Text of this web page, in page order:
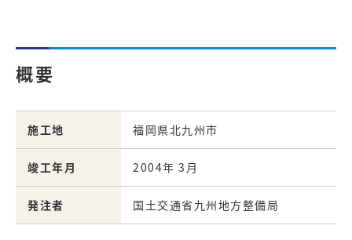
概要
施工地 福岡県北九州市
竣工年月 2004年 3月
発注者 国土交通省九州地方整備局